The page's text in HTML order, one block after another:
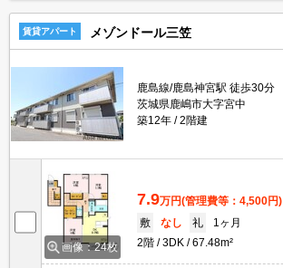
賃貸アパート メゾンドール三笠
鹿島線/鹿島神宮駅 徒歩30分
茨城県鹿嶋市大字宮中
築12年
2階建
画像：24枚
7.9万円(管理費等：4,500円)
敷
なし 礼
1ヶ月
2階
3DK 67.48m²